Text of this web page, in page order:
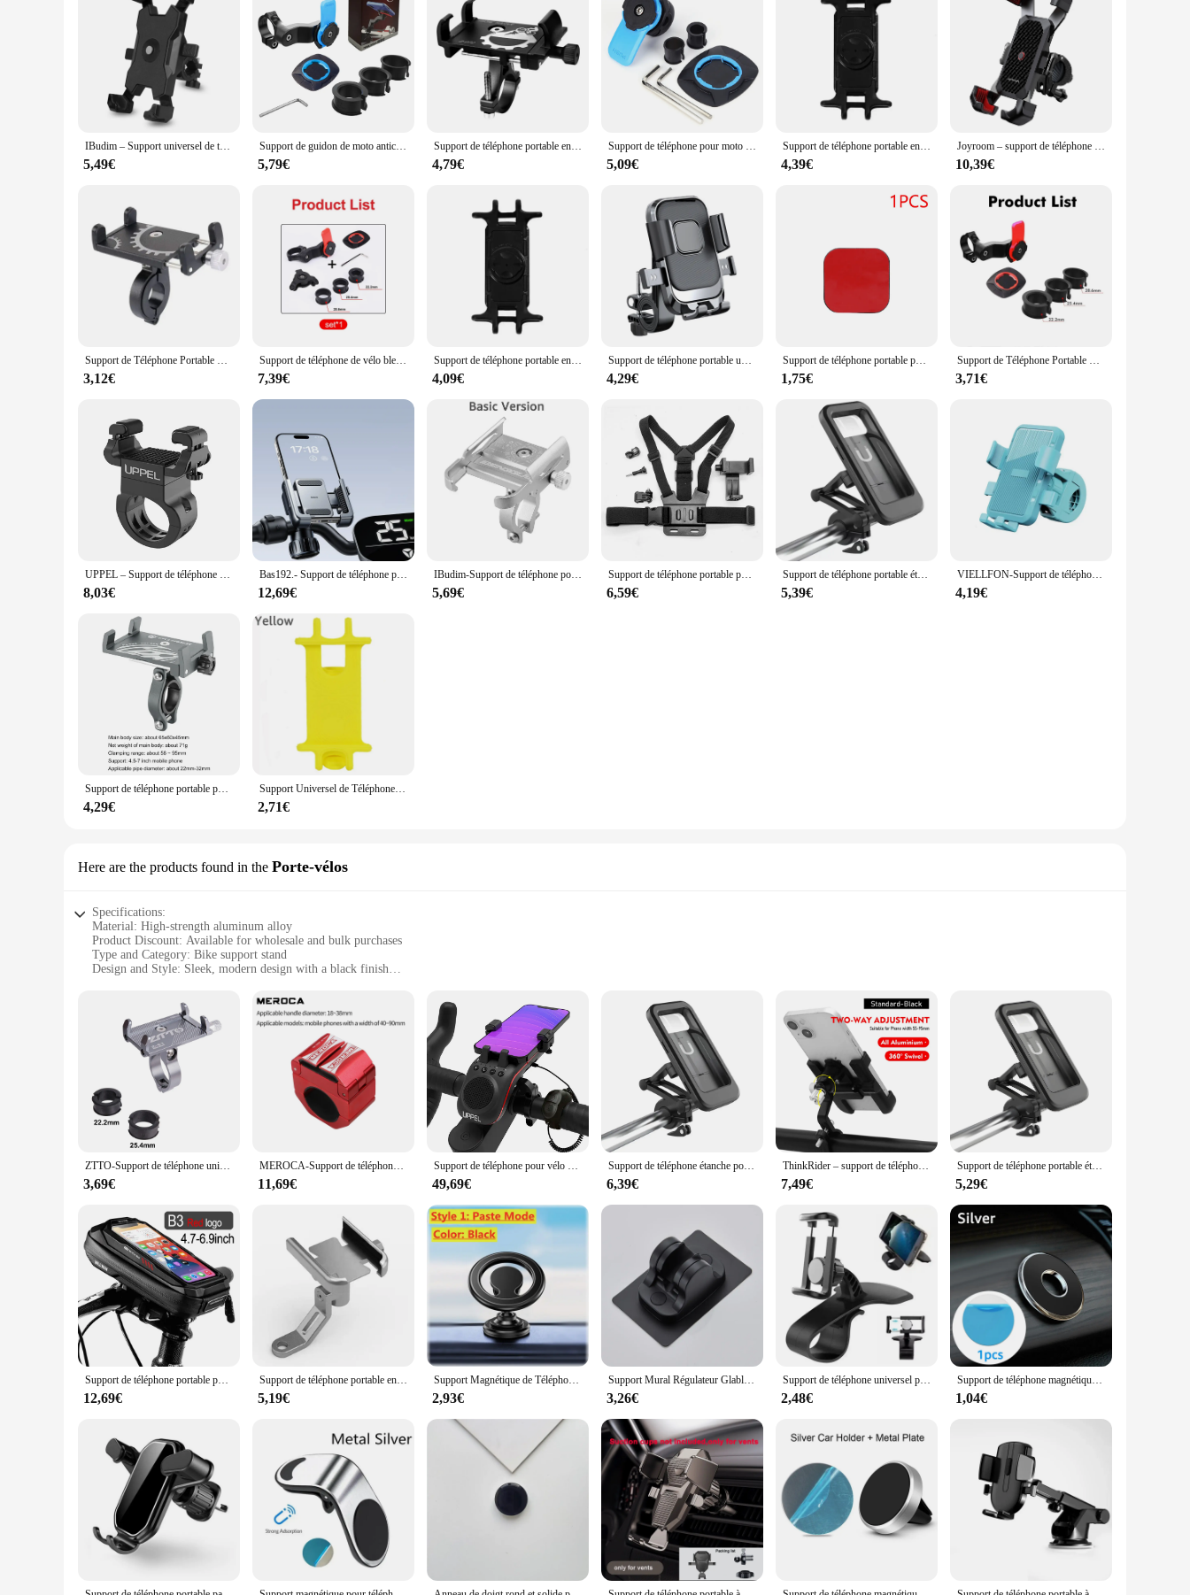
support mobile velo provides a stable platform for your device, allowing you to stay connected and entertained without worrying about your phone's safety. Its durable construction and practical design
make it an essential companion for those who value both functionality and style.
IBudim – Support universel de téléphone portable pour vélo, Scooter, moto, rétroviseur
5,49€
Support de guidon de moto antichoc T1, support de navigation de vélo, support de téléphone portable, verrouillage des façades, support rapide rotatif
5,79€
Support de téléphone portable en alliage d'aluminium pour vélo, scooter, VTT, accessoires de cyclisme
4,79€
Support de téléphone pour moto et vélo, support de téléphone, amortisseur, serrure de façade, support de navigation rotatif à 360 °, support d'invite de sécurité
5,09€
Support de téléphone portable en silicone pour vélo Garmin et moto, antichoc, support de vélo, S233
4,39€
Joyroom – support de téléphone portable universel pour vélo, vue à 360 °, pour 4.7-7 pouces, anti-choc, Clip GPS
10,39€
Support de Téléphone Portable Universel en Métal pour Guidon de Vélo, GPS, VTT, Moto, réinitialisation Antidérapant
3,12€
Support de téléphone de vélo bleu Support de téléphone portable pour vélo de moto Support de smartphone pour guidon de vélo VTT Rotatif à 360 ° pour Xiaomi iPhone Support de verrouillage de sécurité Support réglable
7,39€
Support de téléphone portable en silicone pour vélo Garmin et moto, antichoc, support de vélo, S233
4,09€
Support de téléphone portable universel pour rétroviseur de vélo, support de téléphone portable pour scooter, moto, vélo, VTT
4,29€
Support de téléphone portable pour vélo, 1 à 5 pièces, autocollant, support de téléphone portable, support de bain adhésif, bouton arrière, adaptateur de pâte pour GARMIN
1,75€
Support de Téléphone Portable Rotatif à 360 ° pour Moto et Vélo, Accessoire de Navigation, Dispositif de Sécurité
3,71€
UPPEL – Support de téléphone portable pour vélo, Mini Support de téléphone pour vtt, 360 rotatif, cyclisme, Support Mobile, Support de téléphone portable, 31.8mm
8,03€
Bas192.- Support de téléphone portable pour guidon de vélo, résistant à 360 degrés, rotatif, pour iPhone, Xiaomi
12,69€
IBudim-Support de téléphone portable pour vélo et moto, rotation à 360 °, pour guidon de 4.7 à 7.0 pouces
5,69€
Support de téléphone portable pour première vue Tat, cyclisme, escalade, prise de vue en direct en plein air, rotation à 360 °, support de caméra de poitrine, support de smartphone
6,59€
Support de téléphone portable étanche pour moto et vélo, support de téléphone portable réglable, support universel pour vélo, GPS, batterie à 360 °
5,39€
VIELLFON-Support de téléphone portable pour moto, vélo, véhicule électrique, scooter, cyclisme, montagne, montage sur guidon
4,19€
Support de téléphone portable pour vélo, cintre en alliage, résistant aux chocs, rotation à 360 degrés, accessoires de cyclisme
4,29€
Support Universel de Téléphone Portable en Silicone pour Vélo, Moto, Guidon, iPhone 12, 11 Pro Max, XS, Xiaomi
2,71€
Here are the products found in the Porte-vélos
Specifications:
Material: High-strength aluminum alloy
Product Discount: Available for wholesale and bulk purchases
Type and Category: Bike support stand
Design and Style: Sleek, modern design with a black finish
Typical Adaptive Scenario: Ideal for urban environments, parks, and residential areas
Shape or Size or Weight or Quantity: Compact and lightweight, easy to transport and store
Features:
**Durable and Reliable Construction**
Crafted from a robust aluminum alloy, the support mobile velo is engineered to withstand the rigors of daily use. Its durable build ensures that your bicycle remains safe and secure, whether you're at
home or on the go. The sleek, modern design of the stand is not only visually appealing but also adds a touch of sophistication to your cycling gear. The black finish complements any bike style,
making it a versatile accessory for any cyclist.
**Versatile and Convenient Use**
This bike support stand is designed for convenience and versatility. Its compact size makes it easy to transport and store, making it a perfect choice for those who are always on the move. Whether
you're a professional cyclist or a casual rider, the support mobile velo is an indispensable accessory for your cycling needs. It's not just a stand; it's a statement of style and functionality.
**Ideal for Various Scenarios**
secure. It's an essential tool for vendors, suppliers, and individuals who need to keep their bicycles safe while they attend to other tasks. The stand's lightweight design also makes it easy to carry,
ensuring that you can take it with you wherever you go.
In a nutshell, the support mobile velo is a testament to the blend of functionality and style. It's a stand that doesn't just hold your bike; it's a statement of your commitment to your cycling lifestyle.
Whether you're looking to protect your bike from theft or simply want to keep it off the ground, this stand is the perfect solution. It's not just a product; it's a companion for your cycling adventures.
ZTTO-Support de téléphone universel pour guidon de vélo, cellule mobile VTT, GPS, support de moto en métal, vélo de route, M365, IMAMount
3,69€
MEROCA-Support de téléphone portable pour vélo VTT, pivotant à 360 °, GNE, ultra-léger, en alliage d'aluminium
11,69€
Support de téléphone pour vélo 10 en 1, Bluetooth, Seapker, 5000mAh, USB, aste, lumière de vélo, support mobile, accessoires de klaxon de vélo, nouveau
49,69€
Support de téléphone étanche pour guidon de vélo et moto, étui de type couverture, support de rétroviseur, support de téléphone portable
6,39€
ThinkRider – support de téléphone pour vtt, support de téléphone portable pour vélo rotatif 360, support réglable en aluminium antidérapant pour vélo
7,49€
Support de téléphone portable étanche pour vélo et moto, étui de guidon, support de téléphone portable, sac de montage rapide
5,29€
Support de téléphone portable pour vélo, étui étanche pour support de téléphone portable sur guidon, accessoires de vélo vtt, 6,9 pouces, nouvelle collection
12,69€
Support de téléphone portable en alliage d'aluminium pour vélo de route, rotation à 360 °, accessoires de guidon de moto, durable
5,19€
Support Magnétique de Téléphone Portable pour Voiture, GPS, Magsafe, IPhone 15, 14, 13, 12, Samsung, Xiaomi
2,93€
Support Mural Régulateur Glable pour Pommeau de Douche, Accessoire de Salle de Bain Sans Perceuse
3,26€
Support de téléphone universel pour voiture, support de carte Prada, montage facile, support d'invite GPS, support de téléphone portable dans la voiture, iPhone, Xiaomi, Samsung
2,48€
Support de téléphone magnétique universel pour voiture, support de montage magnétique, support de cellule mobile mural, tableau Prada pour iPhone 15 14
1,04€